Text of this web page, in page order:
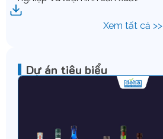
Xem tất cả >>
Dự án tiêu biểu